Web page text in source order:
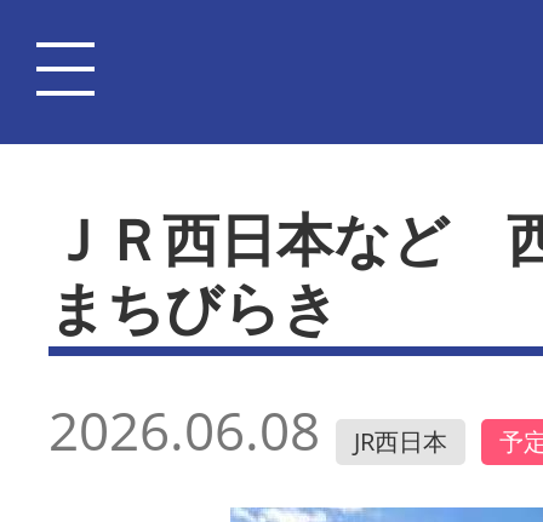
ＪＲ西日本など
まちびらき
2026.06.08 JR西日本 予